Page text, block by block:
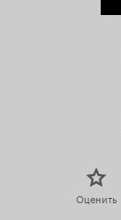
Оценить